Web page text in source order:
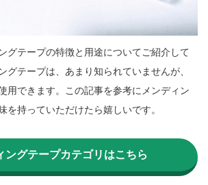
グテープの特徴と用途についてご紹介して
グテープは、あまり知られていませんが、
用できます。この記事を参考にメンディン
を持っていただけたら嬉しいです。
ングテープカテゴリはこちら